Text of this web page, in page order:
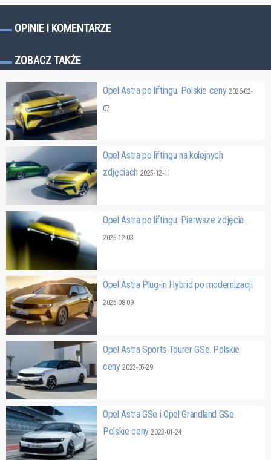
OPINIE I KOMENTARZE
ZOBACZ TAKŻE
Opel Astra po liftingu. Polskie ceny2026-02-
07
Opel Astra po liftingu na kolejnych
zdjęciach 2025-12-11
Opel Astra po liftingu. Pierwsze zdjęcia
2025-12-03
Opel Astra Plug-in Hybrid po modernizacji
2025-08-09
Opel Astra Sports Tourer GSe. Polskie
ceny2023-05-29
Opel Astra GSe i Opel Grandland GSe.
Polskie ceny2023-01-24